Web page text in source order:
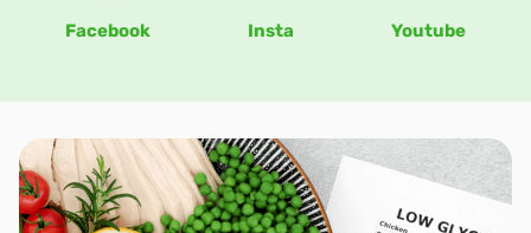
Facebook Insta Youtube